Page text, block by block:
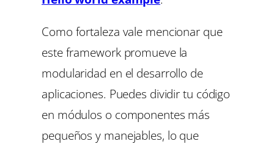
Como fortaleza vale mencionar que
este framework promueve la
modularidad en el desarrollo de
aplicaciones. Puedes dividir tu código
en módulos o componentes más
pequeños y manejables, lo que